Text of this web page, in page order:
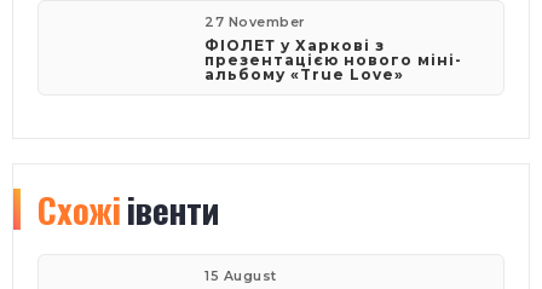
27 November
ФІОЛЕТ у Харкові з
презентацією нового міні-
альбому «True Love»
Схожіівенти
15 August